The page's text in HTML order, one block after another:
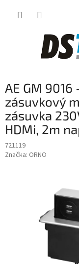
AE GM
zásuvkový
zásuvka
HDMi, 2m
721119
Značka: ORNO